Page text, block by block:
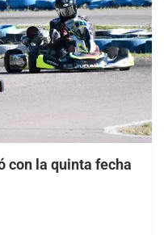
con la quinta fecha